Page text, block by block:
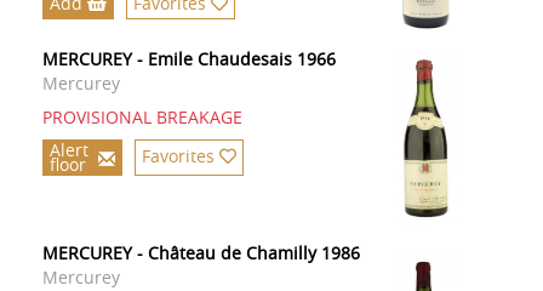
MERCUREY - Emile Chaudesais 1966
Mercurey
PROVISIONAL BREAKAGE
Alert
floor Favorites
MERCUREY - Château de Chamilly 1986
Mercurey